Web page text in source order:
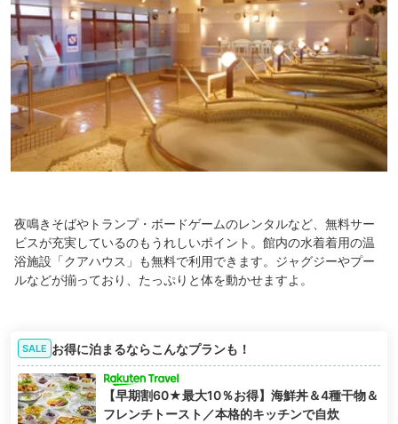
夜鳴きそばやトランプ・ボードゲームのレンタルなど、無料サー
ビスが充実しているのもうれしいポイント。館内の水着着用の温
浴施設「クアハウス」も無料で利用できます。ジャグジーやプー
ルなどが揃っており、たっぷりと体を動かせますよ。
SALE お得に泊まるならこんなプランも！
【早期割60★最大10％お得】海鮮丼＆4種干物＆
フレンチトースト／本格的キッチンで自炊